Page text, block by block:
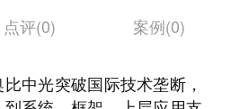
点评(0) 案例(0)
中光突破国际技术垄断，